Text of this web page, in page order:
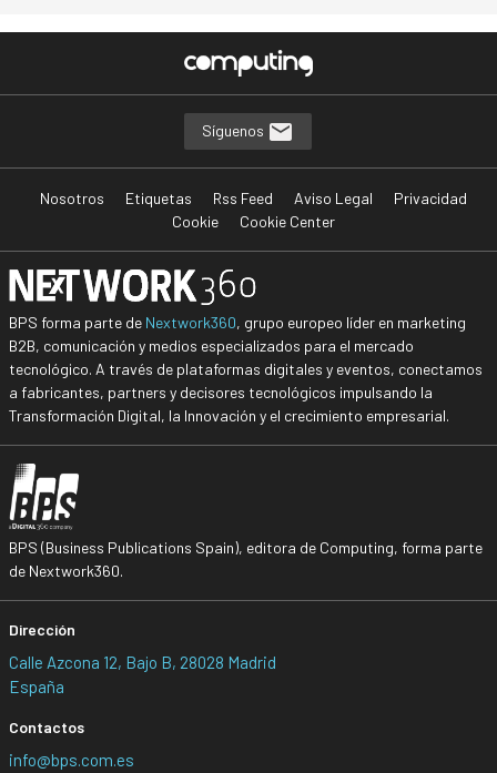
Síguenos
Nosotros Etiquetas Rss Feed Aviso Legal
Privacidad
Cookie
Cookie Center
BPS forma parte de Nextwork360, grupo europeo líder en marketing
B2B, comunicación y medios especializados para el mercado
tecnológico. A través de plataformas digitales y eventos, conectamos
a fabricantes, partners y decisores tecnológicos impulsando la
Transformación Digital, la Innovación y el crecimiento empresarial.
BPS (Business Publications Spain), editora de Computing, forma parte
de Nextwork360.
Dirección
Calle Azcona 12, Bajo B, 28028 Madrid
España
Contactos
info@bps.com.es